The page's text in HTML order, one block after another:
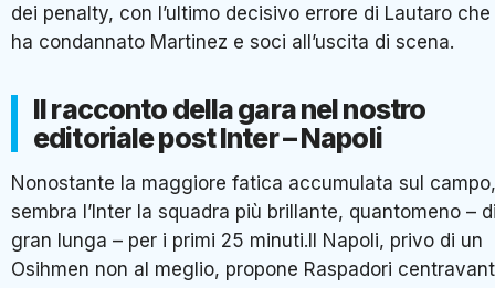
dei penalty, con l’ultimo decisivo errore di Lautaro che
ha condannato Martinez e soci all’uscita di scena.
Il racconto della gara nel nostro
editoriale post Inter – Napoli
Nonostante la maggiore fatica accumulata sul campo,
sembra l’Inter la squadra più brillante, quantomeno –
gran lunga – per i primi 25 minuti.Il Napoli, privo di un
Osihmen non al meglio, propone Raspadori